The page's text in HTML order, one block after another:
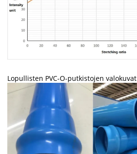
Lopullisten PVC-O-putkistojen valokuvat